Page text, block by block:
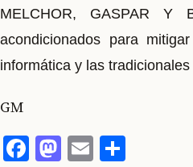
MELCHOR, GASPAR
acondicionados para
informática y las
GM
Facebook
Mastodon
Email